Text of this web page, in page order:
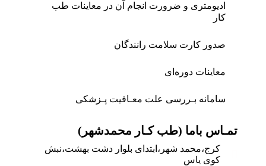
ادیومتری و ضرورت انجام آن در معاینات طب
کار
صدور کارت سلامت رانندگان
معاینات دوره‌ای
سامانه بـررسی علت معـافیت پـزشکی
تمـاس باما (طب کـار محمدشهر)
کرج،محمد شهر،ابتدای بلوار دشت بهشت،نبش
کوی یاس